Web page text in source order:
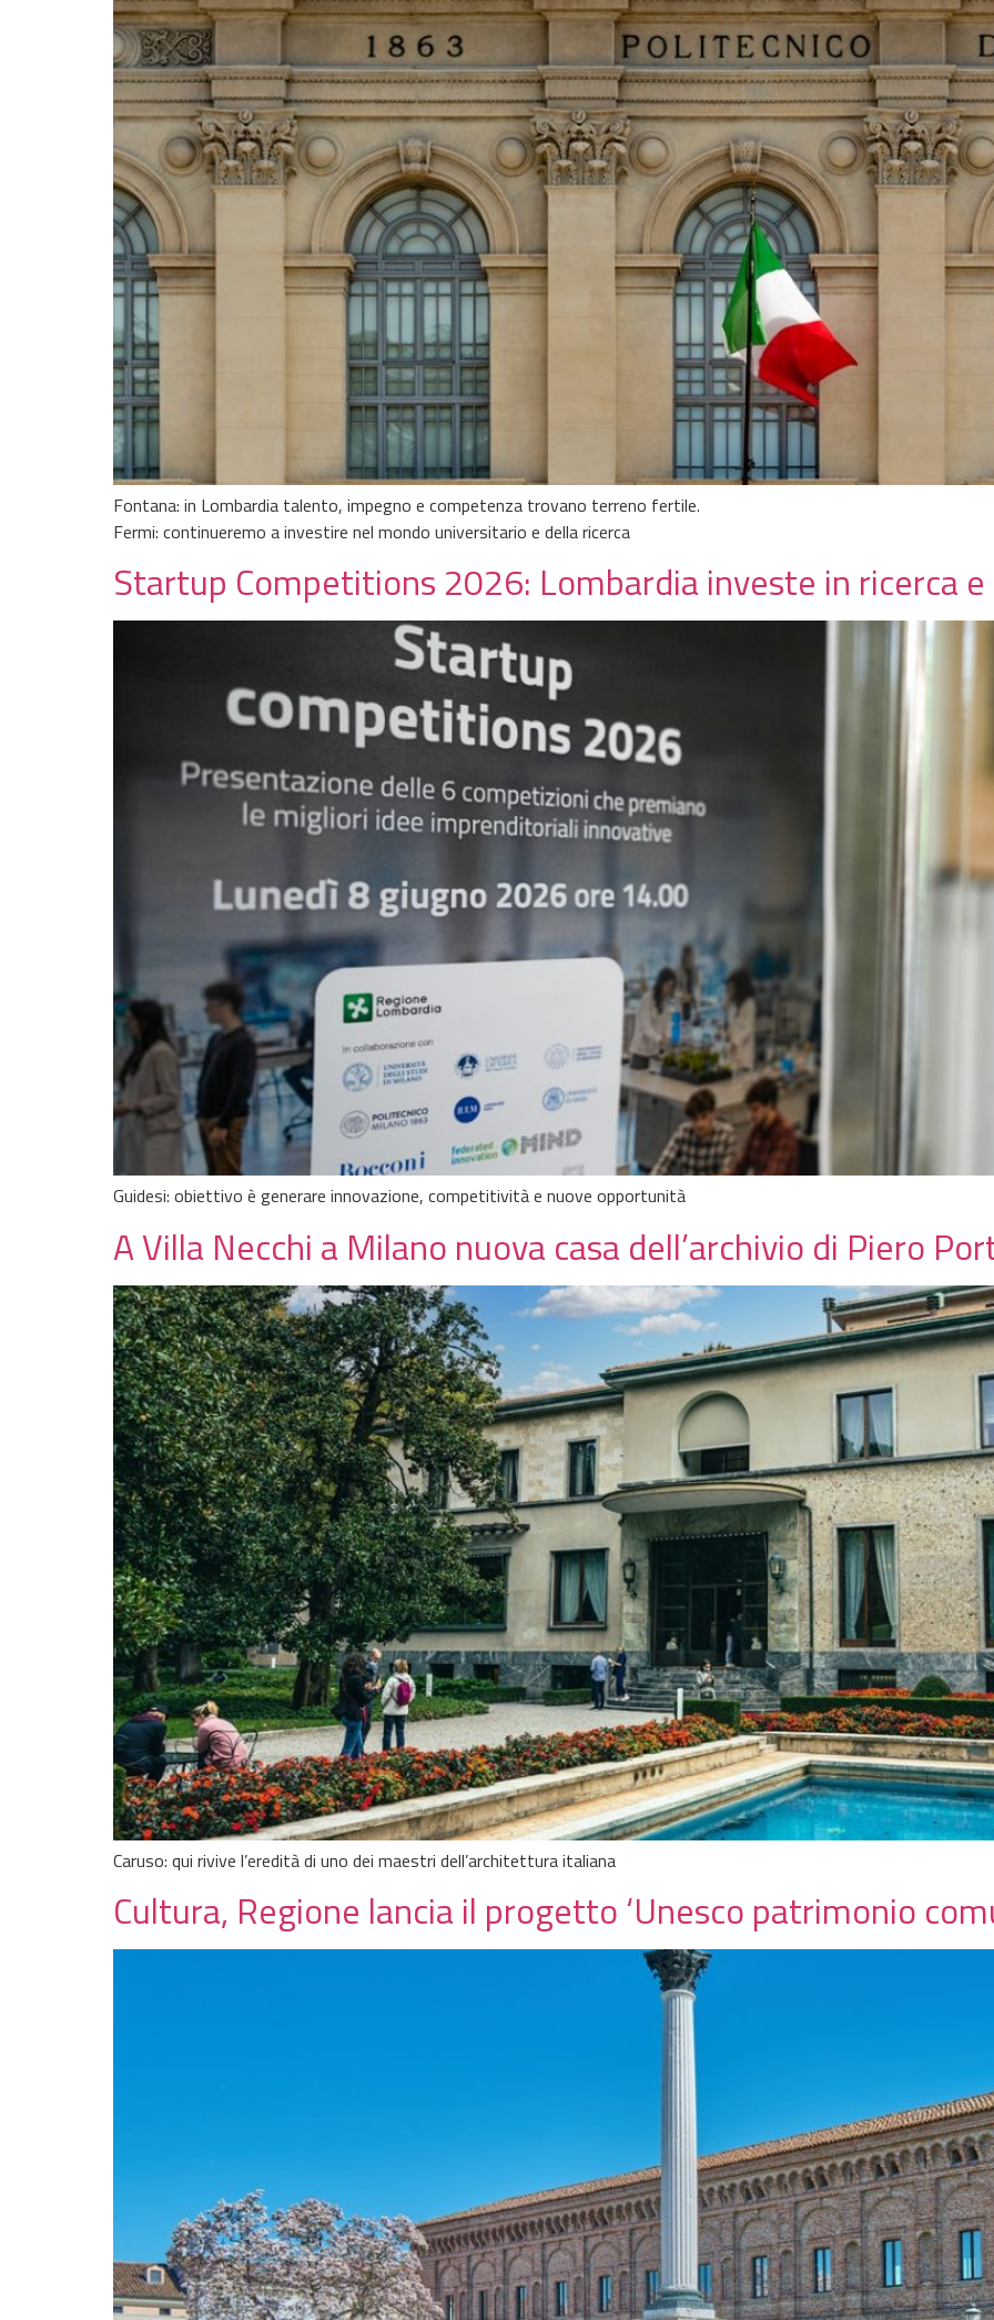
Fontana: in Lombardia talento, impegno e competenza trovano terreno fertile.
Fermi: continueremo a investire nel mondo universitario e della ricerca
Startup Competitions 2026: Lombardia investe in ricerca
Guidesi: obiettivo è generare innovazione, competitività e nuove opportunità
A Villa Necchi a Milano nuova casa dell’archivio di Piero
Caruso: qui rivive l’eredità di uno dei maestri dell’architettura italiana
Cultura, Regione lancia il progetto ‘Unesco patrimonio